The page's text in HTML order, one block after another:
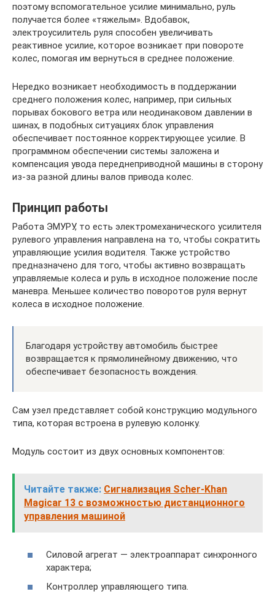
поэтому вспомогательное усилие минимально, руль
получается более «тяжелым». Вдобавок,
электроусилитель руля способен увеличивать
реактивное усилие, которое возникает при повороте
колес, помогая им вернуться в среднее положение.
Нередко возникает необходимость в поддержании
среднего положения колес, например, при сильных
порывах бокового ветра или неодинаковом давлении в
шинах, в подобных ситуациях блок управления
обеспечивает постоянное корректирующее усилие. В
программном обеспечении системы заложена и
компенсация увода переднеприводной машины в сторону
из-за разной длины валов привода колес.
Принцип работы
Работа ЭМУРУ, то есть электромеханического усилителя
рулевого управления направлена на то, чтобы сократить
управляющие усилия водителя. Также устройство
предназначено для того, чтобы активно возвращать
управляемые колеса и руль в исходное положение после
маневра. Меньшее количество поворотов руля вернут
колеса в исходное положение.
Благодаря устройству автомобиль быстрее
возвращается к прямолинейному движению, что
обеспечивает безопасность вождения.
Сам узел представляет собой конструкцию модульного
типа, которая встроена в рулевую колонку.
Модуль состоит из двух основных компонентов:
Читайте также: Сигнализация Scher-Khan
Magicar 13 с возможностью дистанционного
управления машиной
Силовой агрегат — электроаппарат синхронного
характера;
Контроллер управляющего типа.